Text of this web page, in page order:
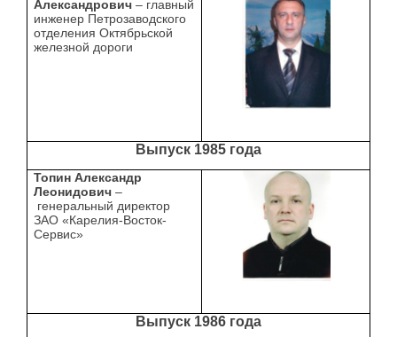
Александрович – главный
инженер Петрозаводского
отделения Октябрьской
железной дороги
Выпуск 1985 года
Топин Александр
Леонидович –
генеральный директор
ЗАО «Карелия-Восток-
Сервис»
Выпуск 1986 года